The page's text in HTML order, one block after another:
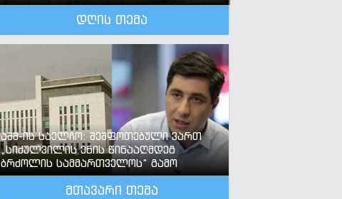
დღის თემა
აშშ-ის საელჩო: შეშფოთებული ვართ
„სიძულვილის ენის წინააღმდეგ
ბრძოლის სამმართველოს“ გამო
მთავარი თემა